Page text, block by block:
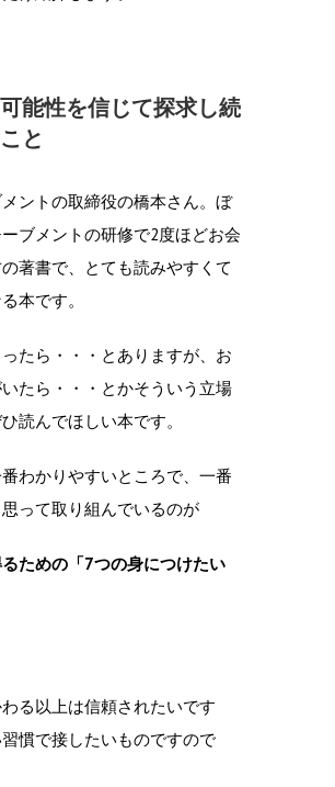
能性を信じて探求し続
と
ントの取締役の橋本さん。ぼ
ーブメントの研修で2度ほどお会
著書で、とても読みやすくて
本です。
たら・・・とありますが、お
たら・・・とかそういう立場
読んでほしい本です。
わかりやすいところで、一番
って取り組んでいるのが
ための「7つの身につけたい
る以上は信頼されたいです
習慣で接したいものですので